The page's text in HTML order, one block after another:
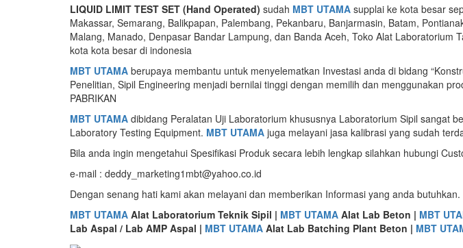
LIQUID LIMIT TEST SET (Hand Operated) sudah MBT UTAMA supplai ke kota besar
Makassar, Semarang, Balikpapan, Palembang, Pekanbaru, Banjarmasin, Batam,
Malang, Manado, Denpasar Bandar Lampung, dan Banda Aceh, Toko Alat Laboratorium
kota kota besar di indonesia
MBT UTAMA berupaya membantu untuk menyelematkan Investasi anda di bidang
Penelitian, Sipil Engineering menjadi bernilai tinggi dengan memilih dan menggunakan
PABRIKAN
MBT UTAMA dibidang Peralatan Uji Laboratorium khususnya Laboratorium Sipil sangat
Laboratory Testing Equipment. MBT UTAMA juga melayani jasa kalibrasi yang sudah
Bila anda ingin mengetahui Spesifikasi Produk secara lebih lengkap silahkan hubungi
e-mail : deddy_marketing1mbt@yahoo.co.id
Dengan senang hati kami akan melayani dan memberikan Informasi yang anda butuhkan.
MBT UTAMA Alat Laboratorium Teknik Sipil | MBT UTAMA Alat Lab Beton | MBT
Lab Aspal / Lab AMP Aspal | MBT UTAMA Alat Lab Batching Plant Beton | MBT